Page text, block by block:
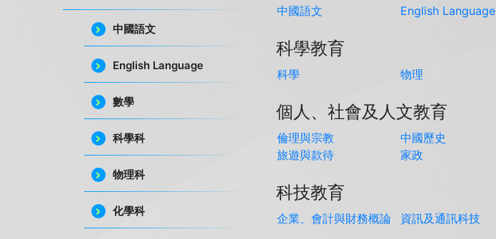
中國語文
English Language
數學
科學科
物理科
化學科
中國語文 English Language
科學教育
科學 物理
個人、社會及人文教育
倫理與宗教 中國歷史
旅遊與款待
家政
科技教育
企業、會計與財務概論 資訊及通訊科技